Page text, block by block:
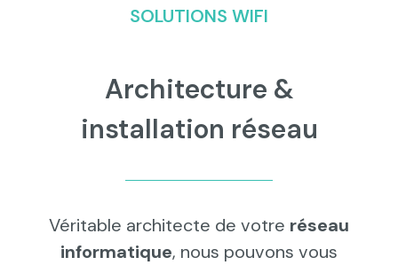
SOLUTIONS WIFI
Architecture &
installation réseau
Véritable architecte de votre réseau
informatique, nous pouvons vous